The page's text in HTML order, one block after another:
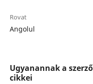
Rovat
Angolul
Ugyanannak a
cikkei